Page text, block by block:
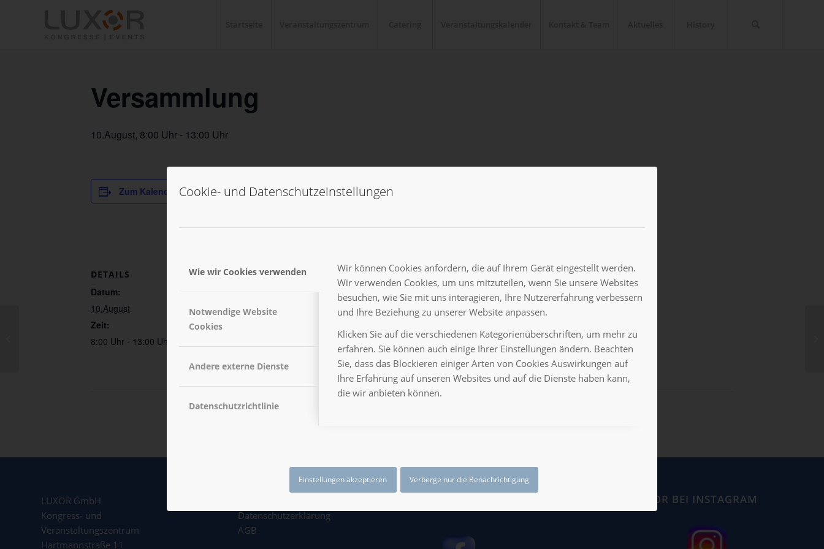
Cookie- und Datenschutzeinstellungen
Wie wir Cookies verwenden
Notwendige Website
Cookies
Andere externe Dienste
Datenschutzrichtlinie
Wir können Cookies anfordern, die auf Ihrem Gerät eingestellt werden.
Wir verwenden Cookies, um uns mitzuteilen, wenn Sie unsere Websites
besuchen, wie Sie mit uns interagieren, Ihre Nutzererfahrung verbessern
und Ihre Beziehung zu unserer Website anpassen.
Klicken Sie auf die verschiedenen Kategorienüberschriften, um mehr zu
erfahren. Sie können auch einige Ihrer Einstellungen ändern. Beachten
Sie, dass das Blockieren einiger Arten von Cookies Auswirkungen auf
Ihre Erfahrung auf unseren Websites und auf die Dienste haben kann,
die wir anbieten können.
Einstellungen akzeptieren Verberge nur die Benachrichtigung
Versammlung
10.August, 8:00 Uhr - 13:00 Uhr
Zum Kalender hinzufügen
DETAILS
Datum:
10.August
Zeit:
8:00 Uhr - 13:00 Uhr
VERANSTALTUNGSORT
LUXOR GmbH
Kongress- und
Veranstaltungszentrum
Hartmannstraße 11
Datenschutzerklärung
AGB
LUXOR BEI INSTAGRAM